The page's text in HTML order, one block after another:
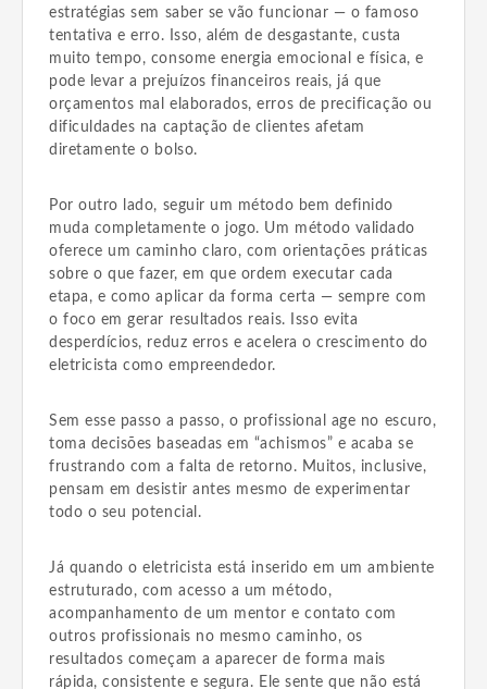
estratégias sem saber se vão funcionar — o famoso
tentativa e erro. Isso, além de desgastante, custa
muito tempo, consome energia emocional e física, e
pode levar a prejuízos financeiros reais, já que
orçamentos mal elaborados, erros de precificação ou
dificuldades na captação de clientes afetam
diretamente o bolso.
Por outro lado, seguir um método bem definido
muda completamente o jogo. Um método validado
oferece um caminho claro, com orientações práticas
sobre o que fazer, em que ordem executar cada
etapa, e como aplicar da forma certa — sempre com
o foco em gerar resultados reais. Isso evita
desperdícios, reduz erros e acelera o crescimento do
eletricista como empreendedor.
Sem esse passo a passo, o profissional age no escuro,
toma decisões baseadas em “achismos” e acaba se
frustrando com a falta de retorno. Muitos, inclusive,
pensam em desistir antes mesmo de experimentar
todo o seu potencial.
Já quando o eletricista está inserido em um ambiente
estruturado, com acesso a um método,
acompanhamento de um mentor e contato com
outros profissionais no mesmo caminho, os
resultados começam a aparecer de forma mais
rápida, consistente e segura. Ele sente que não está